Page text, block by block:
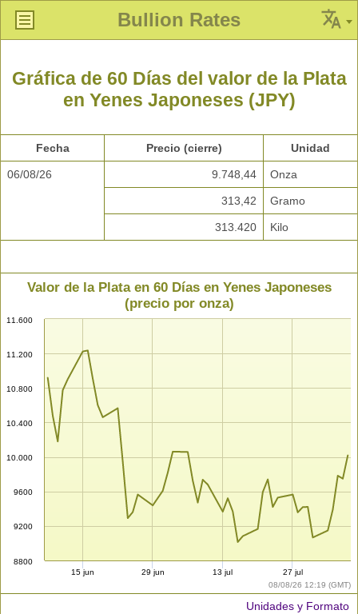
Bullion Rates
Gráfica de 60 Días del valor de la Plata
en Yenes Japoneses (JPY)
Fecha Precio (cierre) Unidad
06/08/26 9.748,44 Onza
313,42 Gramo
313.420 Kilo
08/08/26 12:19 (GMT)
Valor de la Plata en 60 Días en Yenes Japoneses
(precio por onza)
8800
9200
9600
10.000
10.400
10.800
11.200
11.600
15 jun 29 jun 13 jul 27 jul
Unidades y Formato